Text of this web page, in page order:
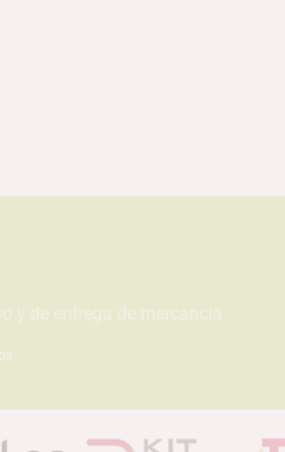
y de entrega de mercancía